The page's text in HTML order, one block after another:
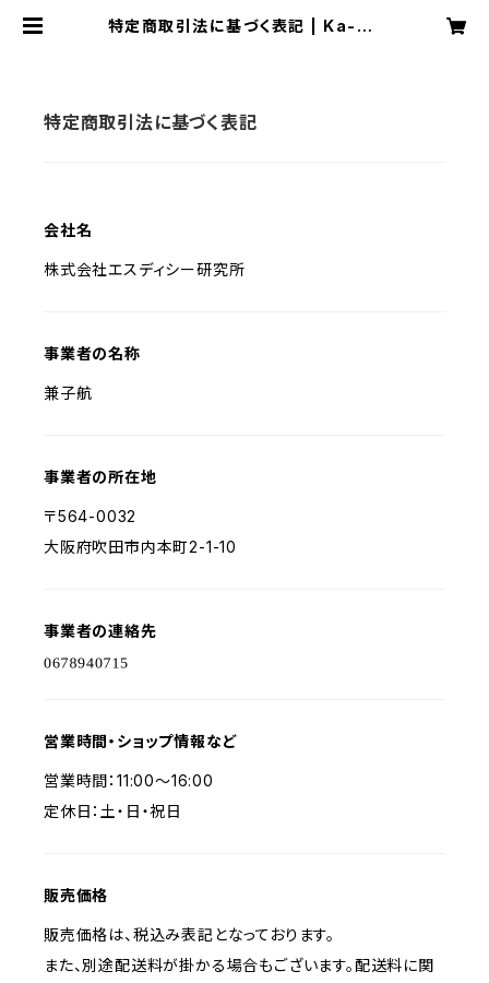
特定商取引法に基づく表記 | Ka-Na
特定商取引法に基づく表記
会社名
株式会社エスディシー研究所
事業者の名称
兼子航
事業者の所在地
〒564-0032
大阪府吹田市内本町2-1-10
事業者の連絡先
営業時間・ショップ情報など
営業時間：11:00〜16:00
定休日：土・日・祝日
販売価格
販売価格は、税込み表記となっております。
また、別途配送料が掛かる場合もございます。配送料に関